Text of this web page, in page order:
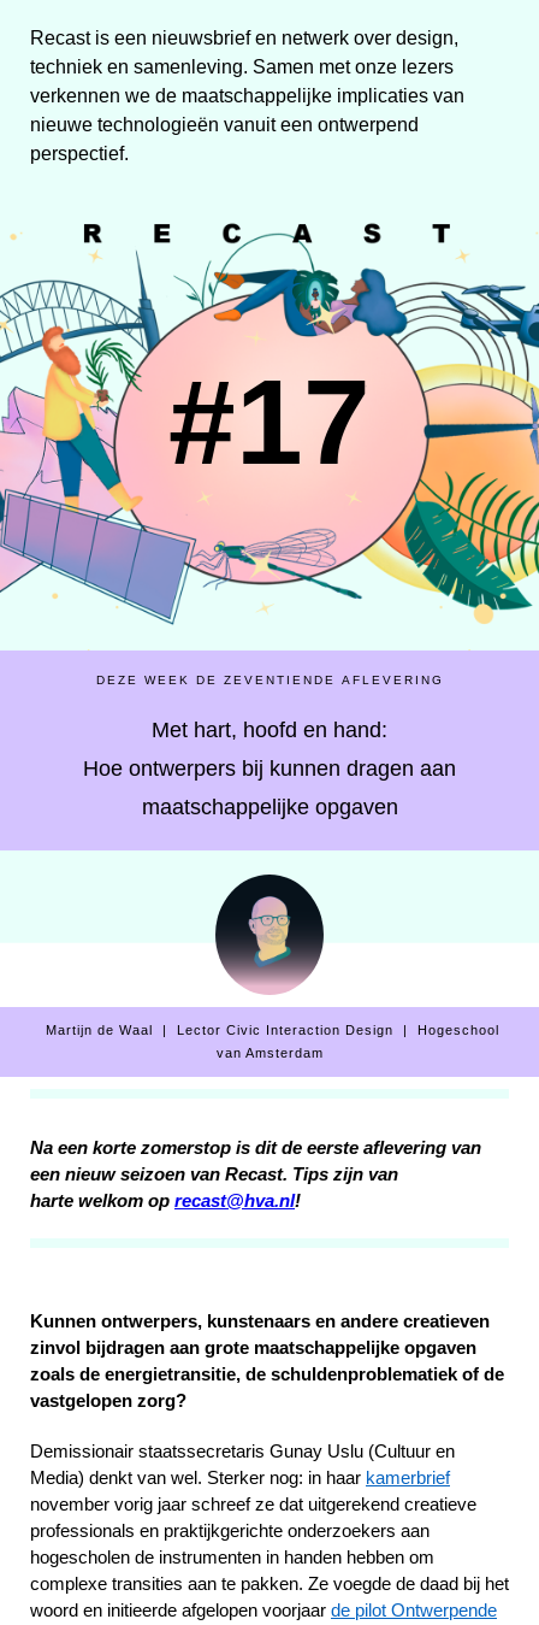
Recast is een nieuwsbrief en netwerk over design,
techniek en samenleving. Samen met onze lezers
verkennen we de maatschappelijke implicaties van
nieuwe technologieën vanuit een ontwerpend
perspectief.
#17
DEZE WEEK DE ZEVENTIENDE AFLEVERING
Met hart, hoofd en hand:
Hoe ontwerpers bij kunnen dragen aan
maatschappelijke opgaven
Martijn de Waal | Lector Civic Interaction Design | Hogeschool
van Amsterdam
Na een korte zomerstop is dit de eerste aflevering van
een nieuw seizoen van Recast. Tips zijn van
harte welkom op recast@hva.nl!
Kunnen ontwerpers, kunstenaars en andere creatieven
zinvol bijdragen aan grote maatschappelijke opgaven
zoals de energietransitie, de schuldenproblematiek of de
vastgelopen zorg?
Demissionair staatssecretaris Gunay Uslu (Cultuur en
Media) denkt van wel. Sterker nog: in haar kamerbrief
november vorig jaar schreef ze dat uitgerekend creatieve
professionals en praktijkgerichte onderzoekers aan
hogescholen de instrumenten in handen hebben om
complexe transities aan te pakken. Ze voegde de daad bij het
woord en initieerde afgelopen voorjaar de pilot Ontwerpende